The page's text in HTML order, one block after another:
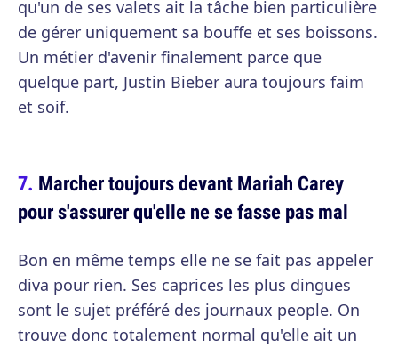
qu'un de ses valets ait la tâche bien particulière
de gérer uniquement sa bouffe et ses boissons.
Un métier d'avenir finalement parce que
quelque part, Justin Bieber aura toujours faim
et soif.
Marcher toujours devant Mariah Carey
pour s'assurer qu'elle ne se fasse pas mal
Bon en même temps elle ne se fait pas appeler
diva pour rien. Ses caprices les plus dingues
sont le sujet préféré des journaux people. On
trouve donc totalement normal qu'elle ait un